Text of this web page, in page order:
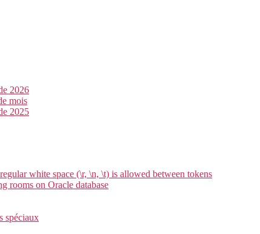
2026
mois
2025
white space (\r, \n, \t) is allowed between tokens
rooms on Oracle database
spéciaux